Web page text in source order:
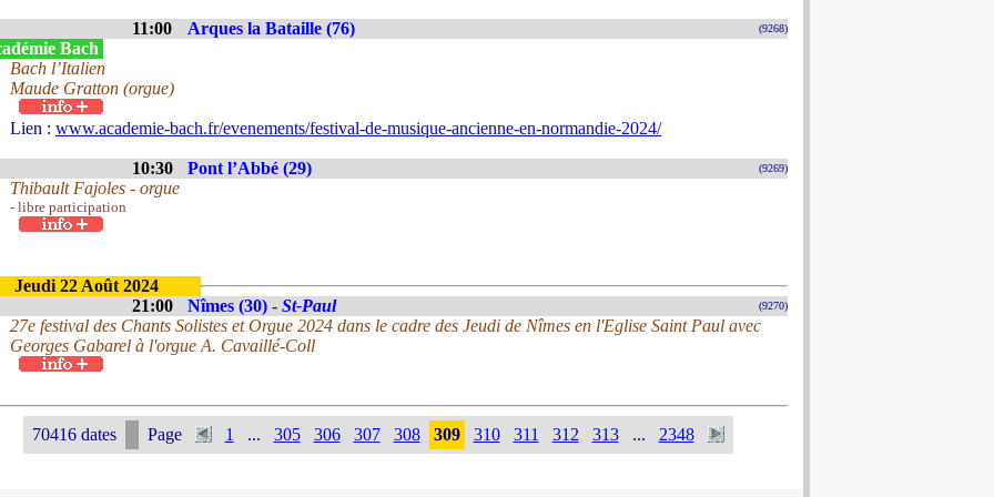
11:00 Arques la Bataille (76) (9268)
Bach
Bach l’Italien
Maude Gratton (orgue)
Lien : www.academie-bach.fr/evenements/festival-de-musique-ancienne-en-normandie-2024/
10:30 Pont l’Abbé (29) (9269)
Thibault Fajoles - orgue
- libre participation
Jeudi 22 Août 2024
21:00
Nîmes (30) - St-Paul (9270)
27e festival des Chants Solistes et Orgue 2024 dans le cadre des Jeudi de Nîmes en l'Eglise Saint Paul avec
Georges Gabarel à l'orgue A. Cavaillé-Coll
70416 dates Page 1 ... 305 306 307 308 309 310 311 312 313 ... 2348